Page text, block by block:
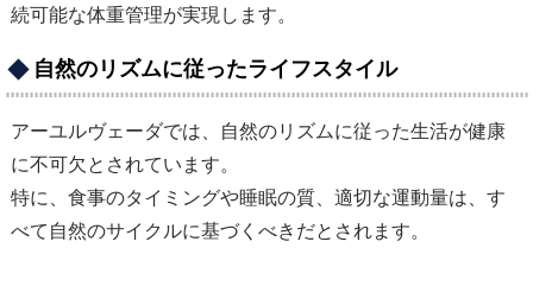
続可能な体重管理が実現します。
自然のリズムに従ったライフスタイル
アーユルヴェーダでは、自然のリズムに従った生活が健康
に不可欠とされています。
特に、食事のタイミングや睡眠の質、適切な運動量は、す
べて自然のサイクルに基づくべきだとされます。